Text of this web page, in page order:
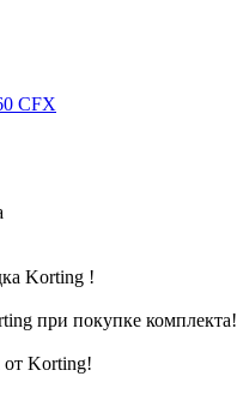
CFX
Korting !
при покупке комплекта!
Korting!